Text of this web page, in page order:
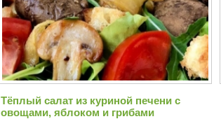
Тёплый салат из куриной печени с
овощами, яблоком и грибами